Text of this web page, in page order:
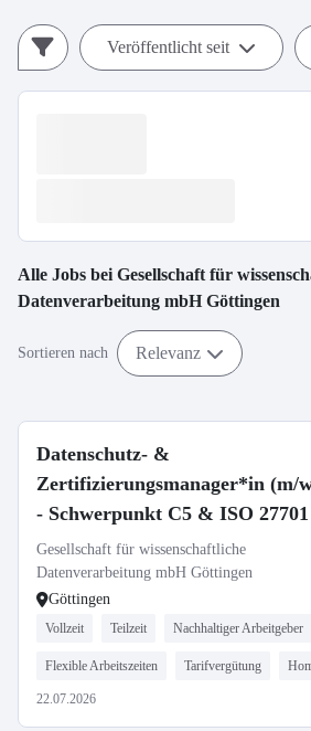
Veröffentlicht seit
Alle Jobs bei Gesellschaft für
Datenverarbeitung mbH Göttingen
Sortieren nach Relevanz
Datenschutz- &
Zertifizierungsmanager*in (m/
- Schwerpunkt C5 & ISO 27701
Gesellschaft für wissenschaftliche
Datenverarbeitung mbH Göttingen
Göttingen
Vollzeit Teilzeit Nachhaltiger Arbeitgeber
Flexible Arbeitszeiten Tarifvergütung
22.07.2026